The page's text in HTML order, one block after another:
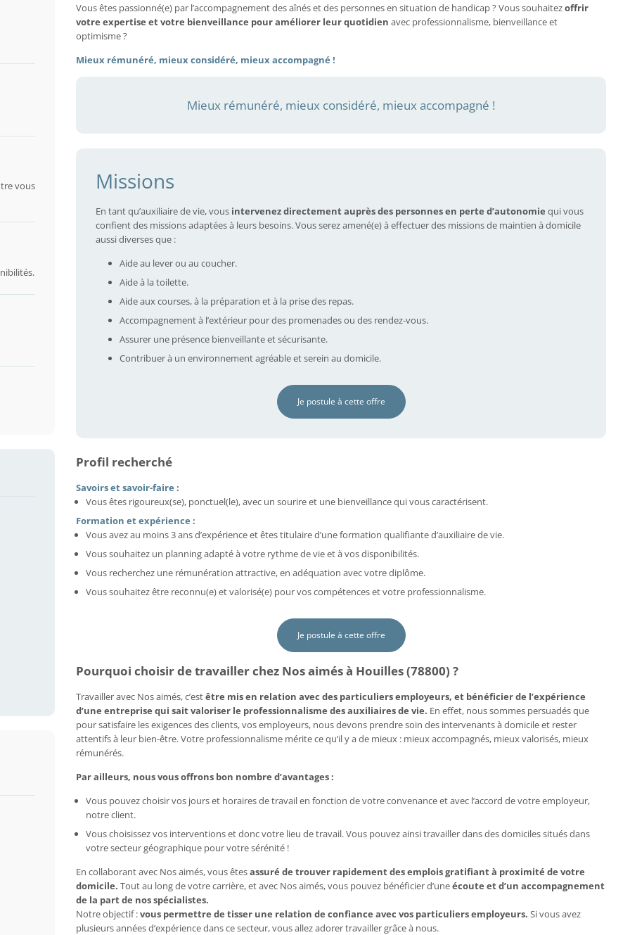
vous
Vous êtes passionné(e) par l’accompagnement des aînés et des personnes en situation de handicap ? Vous souhaitezoffrir
votre expertise et votre bienveillance pour améliorer leur quotidien avec professionnalisme, bienveillance et
optimisme ?
Mieux rémunéré, mieux considéré, mieux accompagné !
Mieux rémunéré, mieux considéré, mieux accompagné !
Missions
En tant qu’auxiliaire de vie, vous intervenez directement auprès des personnes en perte d’autonomie qui vous
confient des missions adaptées à leurs besoins. Vous serez amené(e) à effectuer des missions de maintien à domicile
aussi diverses que :
Aide au lever ou au coucher.
Aide à la toilette.
Aide aux courses, à la préparation et à la prise des repas.
Accompagnement à l’extérieur pour des promenades ou des rendez-vous.
Assurer une présence bienveillante et sécurisante.
Contribuer à un environnement agréable et serein au domicile.
Je postule à cette offre
Profil recherché
Savoirs et savoir-faire :
Vous êtes rigoureux(se), ponctuel(le), avec un sourire et une bienveillance qui vous caractérisent.
Formation et expérience :
Vous avez au moins 3 ans d’expérience et êtes titulaire d’une formation qualifiante d’auxiliaire de vie.
Vous souhaitez un planning adapté à votre rythme de vie et à vos disponibilités.
Vous recherchez une rémunération attractive, en adéquation avec votre diplôme.
Vous souhaitez être reconnu(e) et valorisé(e) pour vos compétences et votre professionnalisme.
Je postule à cette offre
Pourquoi choisir de travailler chez Nos aimés à Houilles (78800) ?
Travailler avec Nos aimés, c’estêtre mis en relation avec des particuliers employeurs, et bénéficier de l’expérience
d’une entreprise qui sait valoriser le professionnalisme des auxiliaires de vie. En effet, nous sommes persuadés que
pour satisfaire les exigences des clients, vos employeurs, nous devons prendre soin des intervenants à domicile et rester
attentifs à leur bien-être. Votre professionnalisme mérite ce qu’il y a de mieux : mieux accompagnés, mieux valorisés, mieux
rémunérés.
Par ailleurs, nous vous offrons bon nombre d’avantages :
Vous pouvez choisir vos jours et horaires de travail en fonction de votre convenance et avec l’accord de votre employeur,
notre client.
Vous choisissez vos interventions et donc votre lieu de travail. Vous pouvez ainsi travailler dans des domiciles situés dans
votre secteur géographique pour votre sérénité !
En collaborant avec Nos aimés, vous êtesassuré de trouver rapidement des emplois gratifiant à proximité de votre
domicile. Tout au long de votre carrière, et avec Nos aimés, vous pouvez bénéficier d’uneécoute et d’un accompagnement
de la part de nos spécialistes.
Notre objectif :vous permettre de tisser une relation de confiance avec vos particuliers employeurs. Si vous avez
plusieurs années d’expérience dans ce secteur, vous allez adorer travailler grâce à nous.